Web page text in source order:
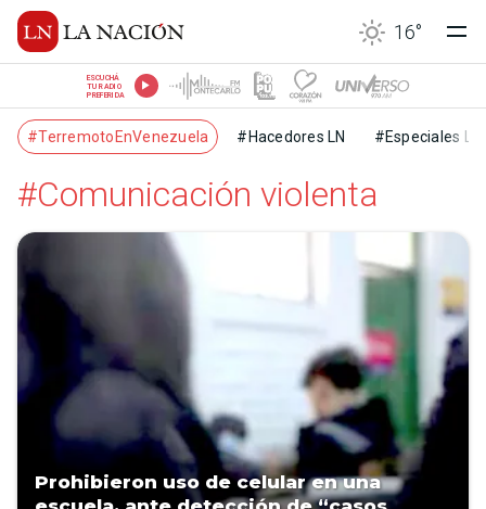
16°
ESCUCHÁ
TU RADIO
PREFERIDA
#TerremotoEnVenezuela #Hacedores LN #Especiales LN
#Comunicación violenta
Prohibieron uso de celular en una